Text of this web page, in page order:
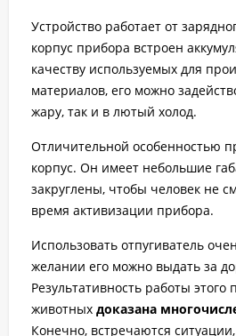
Устройство работает от
корпус прибора встроен
качеству используемых для
материалов, его можно
жару, так и в лютый холод.
Отличительной особенностью
корпус. Он имеет небольшие
закруглены, чтобы человек не
время активизации прибора.
Использовать отпугиватель
желании его можно выдать за
Результативность работы
животных доказана
Конечно, встречаются